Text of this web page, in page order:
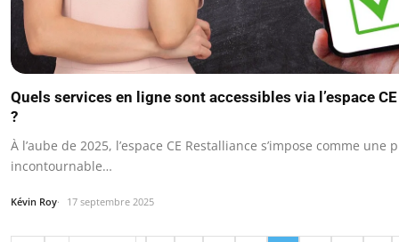
Quels services en ligne sont accessibles via l’espace
?
À l’aube de 2025, l’espace CE Restalliance s’impose comme
incontournable…
Kévin Roy 17 septembre 2025